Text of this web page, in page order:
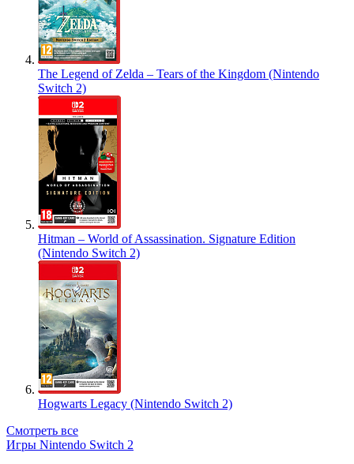
The Legend of Zelda – Tears of the Kingdom (Nintendo
Switch 2)
Hitman – World of Assassination. Signature Edition
(Nintendo Switch 2)
Hogwarts Legacy (Nintendo Switch 2)
Смотреть все
Игры Nintendo Switch 2